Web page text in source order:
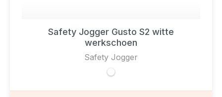
Safety Jogger Gusto S2 witte
werkschoen
Safety Jogger